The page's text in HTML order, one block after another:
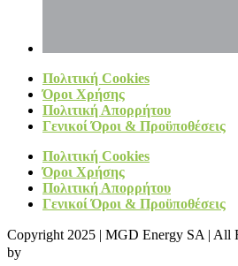
Πολιτική Cookies
Όροι Χρήσης
Πολιτική Απορρήτου
Γενικοί Όροι & Προϋποθέσεις
Πολιτική Cookies
Όροι Χρήσης
Πολιτική Απορρήτου
Γενικοί Όροι & Προϋποθέσεις
Copyright 2025 | MGD Energy SA | All
by